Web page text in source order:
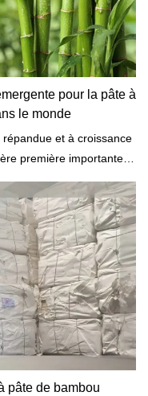
pour la pâte à
le monde
et à croissance
première importante
papier afin d'atténuer la
dans la région de l'Asie
que l'élimination du
l'inconvénient du
réduction en pâte, ainsi
en pâte de bambou. La
en Chine continue
pâte de bambou